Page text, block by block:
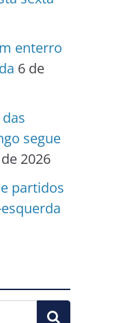
enterro
6 de
segue
2026
partidos